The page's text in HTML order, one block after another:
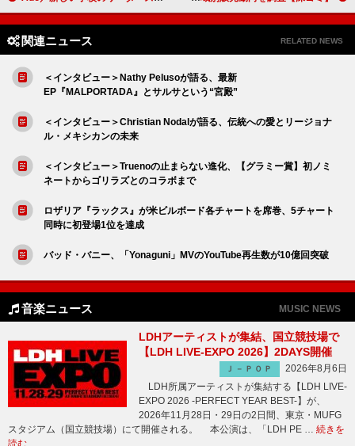
関連ニュース RELATED NEWS
＜インタビュー＞Nathy Pelusoが語る、最新
EP『MALPORTADA』とサルサという“宮殿”
＜インタビュー＞Christian Nodalが語る、伝統への愛とリージョナ
ル・メキシカンの未来
＜インタビュー＞Truenoの止まらない進化、【グラミー賞】初ノミ
ネートからゴリラズとのコラボまで
ロザリア『ラックス』が米ビルボード各チャートを席巻、5チャート
同時に初登場1位を達成
バッド・バニー、「Yonaguni」MVのYouTube再生数が10億回突破
音楽ニュース MUSIC NEWS
LDHアーティストが集結、国立競技場で
【LDH LIVE-EXPO 2026】2DAYS開催
Ｊ－ＰＯＰ
2026年8月6日
LDH所属アーティストが集結する【LDH LIVE-
EXPO 2026 -PERFECT YEAR BEST-】が、
2026年11月28日・29日の2日間、東京・MUFG
スタジアム（国立競技場）にて開催される。 本公演は、「LDH PE … 続きを
読む